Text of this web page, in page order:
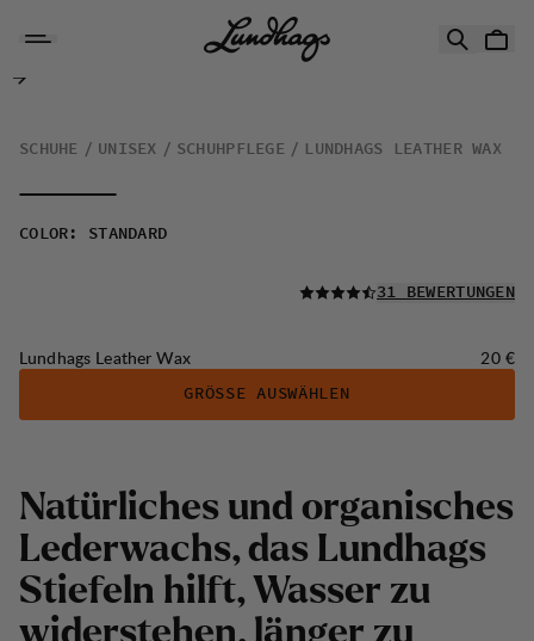
Lundhags Leather Wax
SCHUHE UNISEX SCHUHPFLEGE LUNDHAGS LEATHER WAX
COLOR : STANDARD
LESEN SIE ALLE
31 BEWERTUNGEN
Lundhags Leather Wax Preis:
20 €
GRÖSSE AUSWÄHLEN
Natürliches und organisches
Lederwachs, das Lundhags
Stiefeln hilft, Wasser zu
widerstehen, länger zu